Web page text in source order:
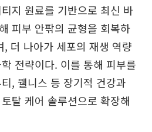
지 원료를 기반으로 최신 바
피부 안팎의 균형을 회복하
더 나아가 세포의 재생 역량
전략이다. 이를 통해 피부를
, 웰니스 등 장기적 건강과
탈 케어 솔루션으로 확장해